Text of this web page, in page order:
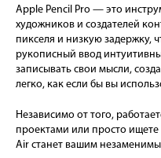
Apple Pencil Pro — это
художников и создателей
пикселя и низкую задержку,
рукописный ввод
записывать свои мысли,
легко, как если бы вы
Независимо от того,
проектами или просто ищете
Air станет вашим